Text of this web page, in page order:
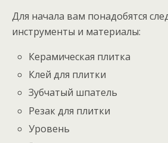
Для начала вам понадобятся
инструменты и материалы:
Керамическая плитка
Клей для плитки
Зубчатый шпатель
Резак для плитки
Уровень